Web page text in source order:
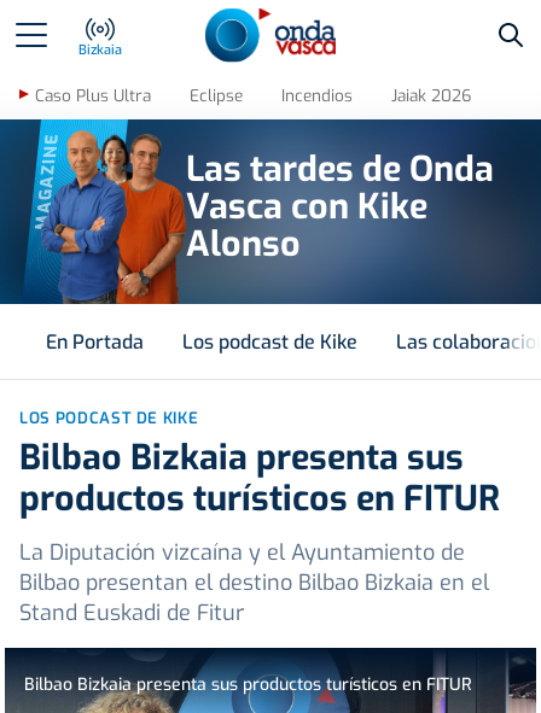
Bizkaia
Caso Plus Ultra Eclipse Incendios Jaiak 2026
MAGAZINE
Las tardes de Onda
Vasca con Kike
Alonso
En Portada Los podcast de Kike Las
LOS PODCAST DE KIKE
Bilbao Bizkaia presenta sus
productos turísticos en FITUR
La Diputación vizcaína y el Ayuntamiento de
Bilbao presentan el destino Bilbao Bizkaia en el
Stand Euskadi de Fitur
Bilbao Bizkaia presenta sus productos turísticos en FITUR